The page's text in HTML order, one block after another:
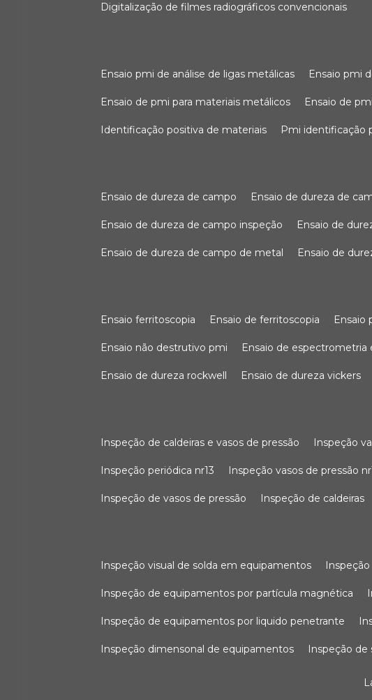
digitalização de filmes radiográficos convencionais
ensaio pmi de análise de ligas metálicas ensaio pmi
ensaio de pmi para materiais metálicos ensaio de
identificação positiva de materiais pmi
ensaio de dureza de campo ensaio de dureza de
ensaio de dureza de campo inspeção ensaio de
ensaio de dureza de campo de metal ensaio de
ensaio ferritoscopia ensaio de ferritoscopia
ensaio não destrutivo pmi ensaio de
ensaio de dureza rockwell ensaio de dureza vickers
inspeção de caldeiras e vasos de pressão inspeção
inspeção periódica nr13 inspeção vasos de pressão
inspeção de vasos de pressão inspeção de caldeiras
inspeção visual de solda em equipamentos
inspeção de equipamentos por partícula magnética
inspeção de equipamentos por liquido penetrante
inspeção dimensonal de equipamentos inspeção